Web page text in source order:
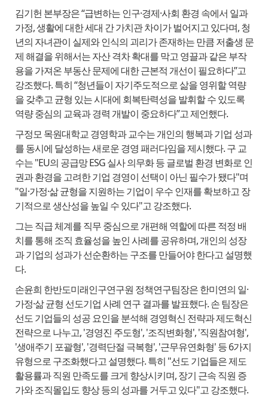
김기헌 본부장은 “급변하는 인구·경제·사회 환경 속에서 일과
가정, 생활에 대한 세대 간 가치관 차이가 벌어지고 있다며, 청
년의 자녀관이 실제와 인식의 괴리가 존재하는 만큼 저출생 문
제 해결을 위해서는 자산 격차 확대를 막고 영끌과 같은 부작
용을 가져온 부동산 문제에 대한 근본적 개선이 필요하다”고
강조했다. 특히 “청년들이 자기주도적으로 삶을 영위할 역량
을 갖추고 균형 있는 시대에 회복탄력성을 발휘할 수 있도록
역량 중심의 교육과 경력 개발이 중요하다”고 제언했다.
구정모 목원대학교 경영학과 교수는 개인의 행복과 기업 성과
를 동시에 달성하는 새로운 경영 패러다임을 제시했다. 구 교
수는 "EU의 공급망 ESG 실사 의무화 등 글로벌 환경 변화로 인
권과 환경을 고려한 기업 경영이 선택이 아닌 필수가 됐다"며
"일·가정·삶 균형을 지원하는 기업이 우수 인재를 확보하고 장
기적으로 생산성을 높일 수 있다"고 강조했다.
그는 직급 체계를 직무 중심으로 개편해 역할에 따른 적정 배
치를 통해 조직 효율성을 높인 사례를 공유하며, 개인의 성장
과 기업의 성과가 선순환하는 구조를 만들어야 한다고 설명했
다.
손윤희 한반도미래인구연구원 정책연구팀장은 한미연의 일·
가정·삶 균형 선도기업 사례 연구 결과를 발표했다. 손 팀장은
선도 기업들의 성공 요인을 분석해 경영혁신 전략과 제도혁신
전략으로 나누고, '경영진 주도형', '조직변화형', '직원참여형',
'생애주기 포괄형', '경력단절 극복형', '근무유연화형' 등 6가지
유형으로 구조화했다고 설명했다. 특히 "선도 기업들은 제도
활용률과 직원 만족도를 크게 향상시키며, 장기 근속 직원 증
가와 조직몰입도 향상 등의 성과를 거두고 있다"고 강조했다.